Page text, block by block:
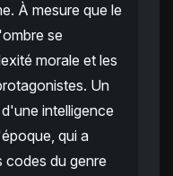
À mesure que le
se
morale et les
Un
intelligence
qui a
codes du genre